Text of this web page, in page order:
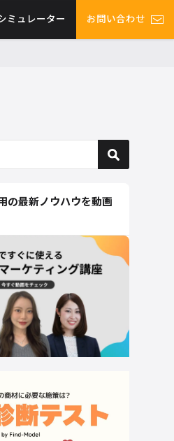
ミュレーター お問い合わせ
最新ノウハウを動画